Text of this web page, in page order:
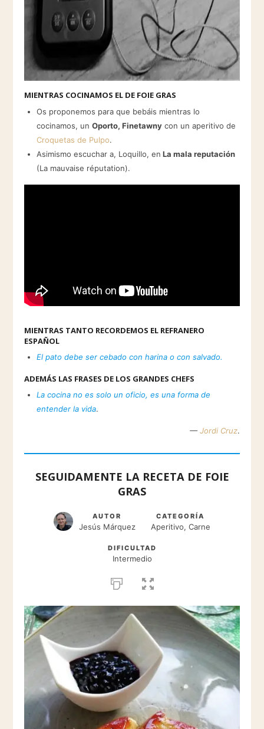
MIENTRAS COCINAMOS EL DE FOIE GRAS
Os proponemos para que bebáis mientras lo
cocinamos, un Oporto, Finetawnycon un aperitivo de
Croquetas de Pulpo.
Asimismo escuchar a, Loquillo, en La mala reputación
(La mauvaise réputation).
MIENTRAS TANTO RECORDEMOS EL REFRANERO
ESPAÑOL
El pato debe ser cebado con harina o con salvado.
ADEMÁS LAS FRASES DE LOS GRANDES CHEFS
La cocina no es solo un oficio, es una forma de
entender la vida.
—Jordi Cruz.
SEGUIDAMENTE LA RECETA DE FOIE
GRAS
AUTOR
Jesús Márquez
CATEGORÍA
Aperitivo, Carne
DIFICULTAD
Intermedio